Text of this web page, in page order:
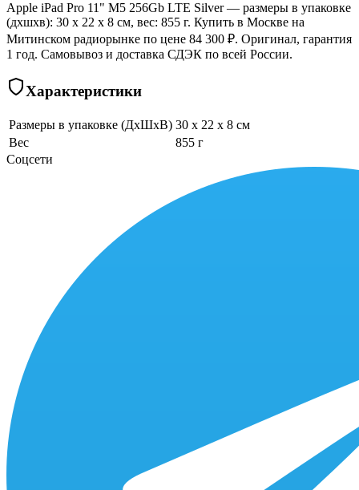
Apple iPad Pro 11" M5 256Gb LTE Silver — размеры в упаковке
(дхшхв): 30 x 22 x 8 см, вес: 855 г. Купить в Москве на
Митинском радиорынке по цене 84 300 ₽. Оригинал, гарантия
1 год. Самовывоз и доставка СДЭК по всей России.
Характеристики
Размеры в упаковке (ДхШхВ) 30 x 22 x 8 см
Вес
855 г
Соцсети